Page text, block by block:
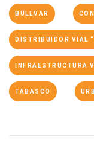
BULEVAR
DISTRIBUIDOR VIAL
INFRAESTRUCTURA
TABASCO